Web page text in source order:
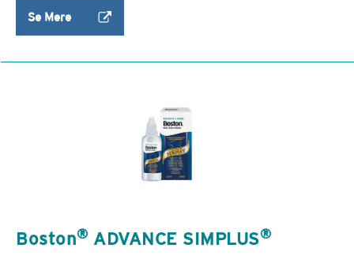
Se Mere
Boston® ADVANCE SIMPLUS®